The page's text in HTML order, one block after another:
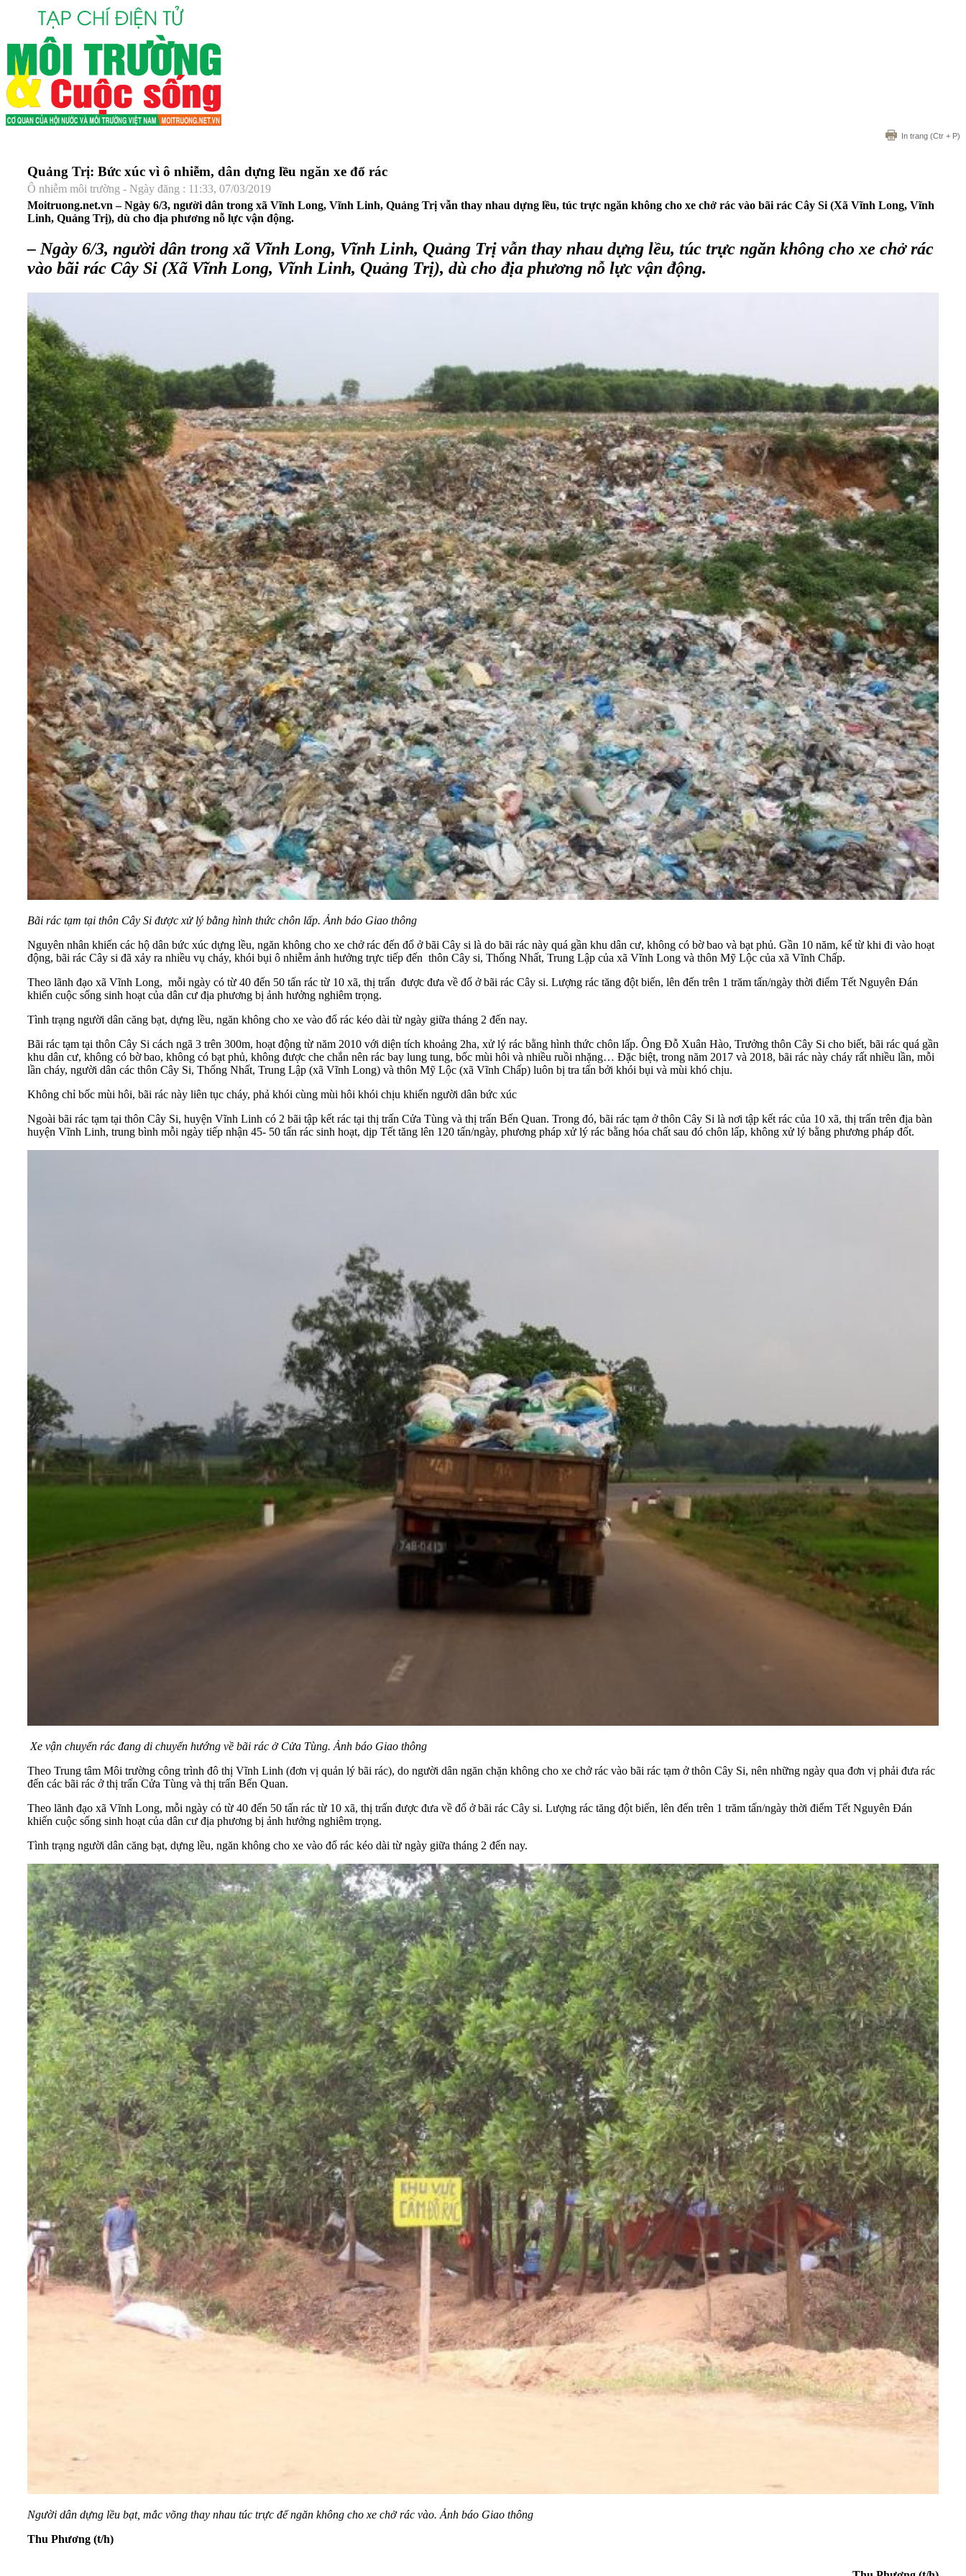
In trang (Ctr + P)
Quảng Trị: Bức xúc vì ô nhiễm, dân dựng lều ngăn xe đổ rác
Ô nhiễm môi trường - Ngày đăng : 11:33, 07/03/2019
Moitruong.net.vn – Ngày 6/3, người dân trong xã Vĩnh Long, Vĩnh Linh, Quảng Trị vẫn thay nhau dựng lều, túc trực ngăn không cho xe chở rác vào bãi rác Cây Si (Xã Vĩnh Long, Vĩnh
Linh, Quảng Trị), dù cho địa phương nỗ lực vận động.
– Ngày 6/3, người dân trong xã Vĩnh Long, Vĩnh Linh, Quảng Trị vẫn thay nhau dựng lều, túc trực ngăn không cho xe chở rác
vào bãi rác Cây Si (Xã Vĩnh Long, Vĩnh Linh, Quảng Trị), dù cho địa phương nỗ lực vận động.
Bãi rác tạm tại thôn Cây Si được xử lý bằng hình thức chôn lấp. Ảnh báo Giao thông
Nguyên nhân khiến các hộ dân bức xúc dựng lều, ngăn không cho xe chở rác đến đổ ở bãi Cây si là do bãi rác này quá gần khu dân cư, không có bờ bao và bạt phủ. Gần 10 năm, kể từ khi đi vào hoạt
động, bãi rác Cây si đã xảy ra nhiều vụ cháy, khói bụi ô nhiễm ảnh hưởng trực tiếp đến thôn Cây si, Thống Nhất, Trung Lập của xã Vĩnh Long và thôn Mỹ Lộc của xã Vĩnh Chấp.
Theo lãnh đạo xã Vĩnh Long, mỗi ngày có từ 40 đến 50 tấn rác từ 10 xã, thị trấn được đưa về đổ ở bãi rác Cây si. Lượng rác tăng đột biến, lên đến trên 1 trăm tấn/ngày thời điểm Tết Nguyên Đán
khiến cuộc sống sinh hoạt của dân cư địa phương bị ảnh hưởng nghiêm trọng.
Tình trạng người dân căng bạt, dựng lều, ngăn không cho xe vào đổ rác kéo dài từ ngày giữa tháng 2 đến nay.
Bãi rác tạm tại thôn Cây Si cách ngã 3 trên 300m, hoạt động từ năm 2010 với diện tích khoảng 2ha, xử lý rác bằng hình thức chôn lấp. Ông Đỗ Xuân Hào, Trưởng thôn Cây Si cho biết, bãi rác quá gần
khu dân cư, không có bờ bao, không có bạt phủ, không được che chắn nên rác bay lung tung, bốc mùi hôi và nhiều ruồi nhặng… Đặc biệt, trong năm 2017 và 2018, bãi rác này cháy rất nhiều lần, mỗi
lần cháy, người dân các thôn Cây Si, Thống Nhất, Trung Lập (xã Vĩnh Long) và thôn Mỹ Lộc (xã Vĩnh Chấp) luôn bị tra tấn bởi khói bụi và mùi khó chịu.
Không chỉ bốc mùi hôi, bãi rác này liên tục cháy, phả khói cùng mùi hôi khói chịu khiến người dân bức xúc
Ngoài bãi rác tạm tại thôn Cây Si, huyện Vĩnh Linh có 2 bãi tập kết rác tại thị trấn Cửa Tùng và thị trấn Bến Quan. Trong đó, bãi rác tạm ở thôn Cây Si là nơi tập kết rác của 10 xã, thị trấn trên địa bàn
huyện Vĩnh Linh, trung bình mỗi ngày tiếp nhận 45- 50 tấn rác sinh hoạt, dịp Tết tăng lên 120 tấn/ngày, phương pháp xử lý rác bằng hóa chất sau đó chôn lấp, không xử lý bằng phương pháp đốt.
Xe vận chuyển rác đang di chuyển hướng về bãi rác ở Cửa Tùng. Ảnh báo Giao thông
Theo Trung tâm Môi trường công trình đô thị Vĩnh Linh (đơn vị quản lý bãi rác), do người dân ngăn chặn không cho xe chở rác vào bãi rác tạm ở thôn Cây Si, nên những ngày qua đơn vị phải đưa rác
đến các bãi rác ở thị trấn Cửa Tùng và thị trấn Bến Quan.
Theo lãnh đạo xã Vĩnh Long, mỗi ngày có từ 40 đến 50 tấn rác từ 10 xã, thị trấn được đưa về đổ ở bãi rác Cây si. Lượng rác tăng đột biến, lên đến trên 1 trăm tấn/ngày thời điểm Tết Nguyên Đán
khiến cuộc sống sinh hoạt của dân cư địa phương bị ảnh hưởng nghiêm trọng.
Tình trạng người dân căng bạt, dựng lều, ngăn không cho xe vào đổ rác kéo dài từ ngày giữa tháng 2 đến nay.
Người dân dựng lều bạt, mắc võng thay nhau túc trực để ngăn không cho xe chở rác vào. Ảnh báo Giao thông
Thu Phương (t/h)